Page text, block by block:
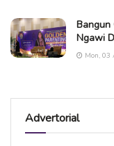
Bangun
Ngawi
Mon, 03
Advertorial